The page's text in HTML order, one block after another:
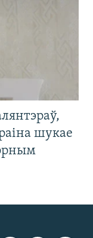
шукае